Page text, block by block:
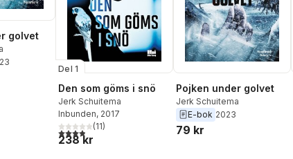
golvet
Totalt antal röster:
Del 1
Den som göms i snö
Jerk Schuitema
Inbunden, 2017
3,9utav 5 stjärnor. Totalt antal röster:
(11)
238 kr
Pojken under golvet
Jerk Schuitema
E-bok 2023
79 kr